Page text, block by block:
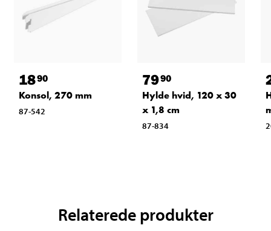
1890
Konsol, 270 mm
87-542
7990
Hylde hvid, 120 x 30
x 1,8 cm
87-834
Relaterede produkter